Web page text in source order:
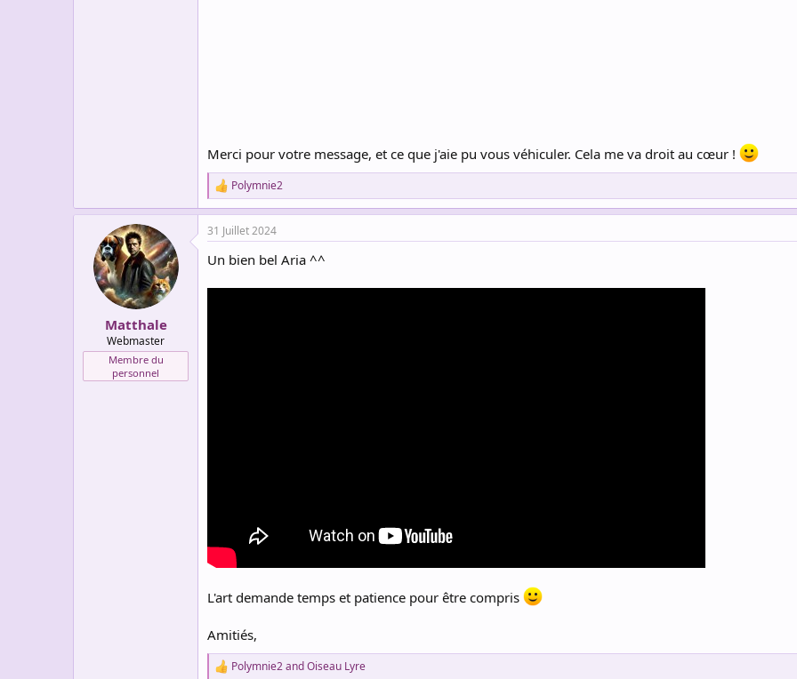
Merci pour votre message, et ce que j'aie pu vous véhiculer. Cela me va droit au cœur !
R
e
a
c
i
n
Polymnie2
Matthale
Webmaster
Membre du
personnel
31 Juillet 2024
Un bien bel Aria ^^
L'art demande temps et patience pour être compris
Amitiés,
R
Polymnie2andOiseau Lyre